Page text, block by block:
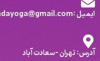
ایمیل :theanandayoga@gmail.com
آدرس: تهران -سعادت آباد